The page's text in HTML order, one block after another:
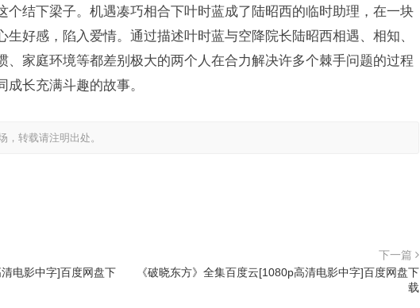
个结下梁子。机遇凑巧相合下叶时蓝成了陆昭西的临时助理，在一块
生好感，陷入爱情。通过描述叶时蓝与空降院长陆昭西相遇、相知、
、家庭环境等都差别极大的两个人在合力解决许多个棘手问题的过程
长充满斗趣的故事。
，转载请注明出处。
电影中字]百度网盘下
下一篇
《破晓东方》全集百度云[1080p高清电影中字]百度网盘下
载